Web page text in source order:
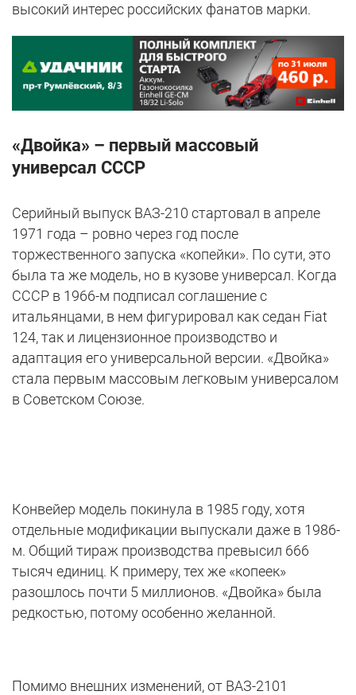
высокий интерес российских фанатов марки.
«Двойка» – первый массовый
универсал СССР
Серийный выпуск ВАЗ-210 стартовал в апреле
1971 года – ровно через год после
торжественного запуска «копейки». По сути, это
была та же модель, но в кузове универсал. Когда
СССР в 1966-м подписал соглашение с
итальянцами, в нем фигурировал как седан Fiat
124, так и лицензионное производство и
адаптация его универсальной версии. «Двойка»
стала первым массовым легковым универсалом
в Советском Союзе.
Конвейер модель покинула в 1985 году, хотя
отдельные модификации выпускали даже в 1986-
м. Общий тираж производства превысил 666
тысяч единиц. К примеру, тех же «копеек»
разошлось почти 5 миллионов. «Двойка» была
редкостью, потому особенно желанной.
Помимо внешних изменений, от ВАЗ-2101